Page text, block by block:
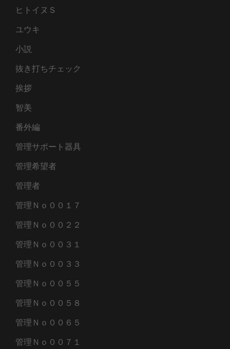
ヒトイヌＳ
ユウキ
小説
抜き打ちチェック
挨拶
智美
番外編
管理サポート器具
管理希望者
管理者
管理Ｎｏ００１７
管理Ｎｏ００２２
管理Ｎｏ００３１
管理Ｎｏ００３３
管理Ｎｏ００５５
管理Ｎｏ００５８
管理Ｎｏ００６５
管理Ｎｏ００７１